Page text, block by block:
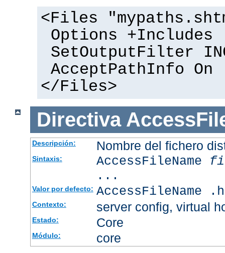
<Files
Options +Includes
SetOutputFilter
AcceptPathInfo On
</Files>
Directiva
Descripción: Nombre del fichero
Sintaxis: AccessFileName
...
Valor por defecto: AccessFileName
Contexto: server config, virtual
Estado: Core
Módulo: core